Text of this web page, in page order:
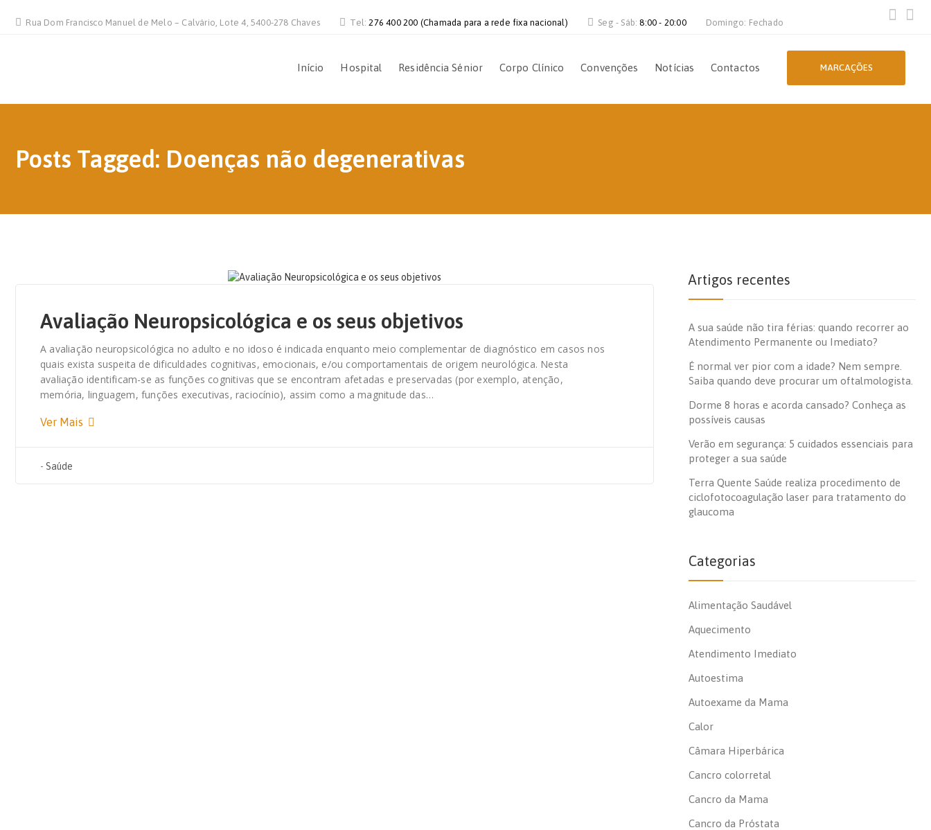
Rua Dom Francisco Manuel de Melo – Calvário, Lote 4, 5400-278 Chaves Tel:276 400 200 (Chamada para a rede fixa nacional) Seg - Sáb:8:00 - 20:00 Domingo: Fechado
Início Hospital Residência Sénior Corpo Clínico Convenções Notícias Contactos MARCAÇÕES
Posts Tagged: Doenças não degenerativas
Avaliação Neuropsicológica e os seus objetivos
A avaliação neuropsicológica no adulto e no idoso é indicada enquanto meio complementar de diagnóstico em casos nos
quais exista suspeita de dificuldades cognitivas, emocionais, e/ou comportamentais de origem neurológica. Nesta
avaliação identificam-se as funções cognitivas que se encontram afetadas e preservadas (por exemplo, atenção,
memória, linguagem, funções executivas, raciocínio), assim como a magnitude das…
Ver Mais
- Saúde
Artigos recentes
A sua saúde não tira férias: quando recorrer ao
Atendimento Permanente ou Imediato?
É normal ver pior com a idade? Nem sempre.
Saiba quando deve procurar um oftalmologista.
Dorme 8 horas e acorda cansado? Conheça as
possíveis causas
Verão em segurança: 5 cuidados essenciais para
proteger a sua saúde
Terra Quente Saúde realiza procedimento de
ciclofotocoagulação laser para tratamento do
glaucoma
Categorias
Alimentação Saudável
Aquecimento
Atendimento Imediato
Autoestima
Autoexame da Mama
Calor
Câmara Hiperbárica
Cancro colorretal
Cancro da Mama
Cancro da Próstata